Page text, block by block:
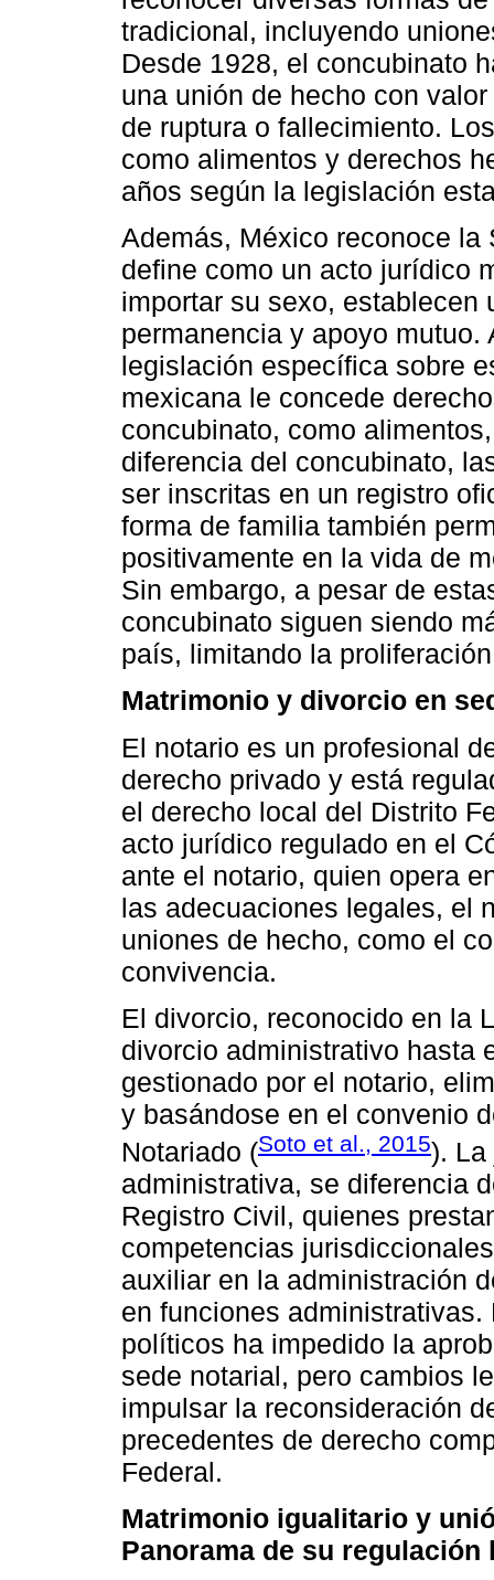
tradicional, incluyendo
Desde 1928, el concubinato
una unión de hecho con
de ruptura o fallecimiento.
como alimentos y derechos
años según la legislación
Además, México reconoce
define como un acto jurídico
importar su sexo, establecen
permanencia y apoyo
legislación específica sobre
mexicana le concede
concubinato, como
diferencia del concubinato,
ser inscritas en un registro
forma de familia también
positivamente en la vida de
Sin embargo, a pesar de
concubinato siguen siendo
país, limitando la
Matrimonio y divorcio en
El notario es un profesional
derecho privado y está
el derecho local del Distrito
acto jurídico regulado en el
ante el notario, quien opera
las adecuaciones legales, el
uniones de hecho, como el
convivencia.
El divorcio, reconocido en la
divorcio administrativo hasta
gestionado por el notario,
y basándose en el convenio
Notariado (Soto et al., 2015). La
administrativa, se diferencia
Registro Civil, quienes
competencias
auxiliar en la administración
en funciones
políticos ha impedido la
sede notarial, pero cambios
impulsar la reconsideración
precedentes de derecho
Federal.
Matrimonio igualitario y
Panorama de su